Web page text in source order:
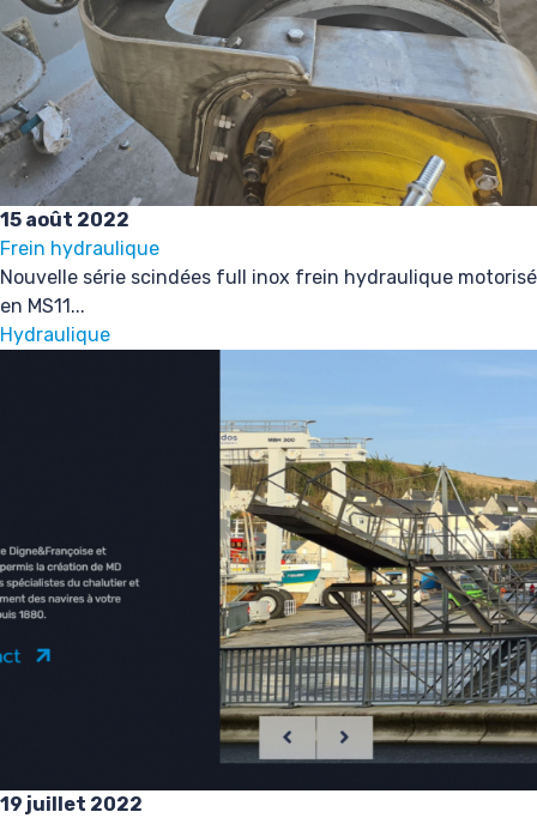
15 août 2022
Frein hydraulique
Nouvelle série scindées full inox frein hydraulique motorisé
en MS11...
Hydraulique
19 juillet 2022